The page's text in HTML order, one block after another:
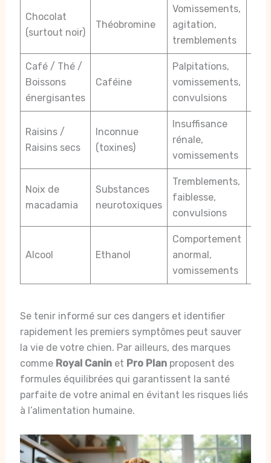
Chocolat
(surtout noir)
Théobromine
Vomissements,
agitation,
tremblements
Café / Thé /
Boissons
énergisantes
Caféine
Palpitations,
vomissements,
convulsions
Raisins /
Raisins secs
Inconnue
(toxines)
Insuffisance
rénale,
vomissements
Noix de
macadamia
Substances
neurotoxiques
Tremblements,
faiblesse,
convulsions
Alcool Ethanol
Comportement
anormal,
vomissements
Se tenir informé sur ces dangers et identifier
rapidement les premiers symptômes peut sauver
la vie de votre chien. Par ailleurs, des marques
comme Royal Caninet Pro Planproposent des
formules équilibrées qui garantissent la santé
parfaite de votre animal en évitant les risques liés
à l’alimentation humaine.